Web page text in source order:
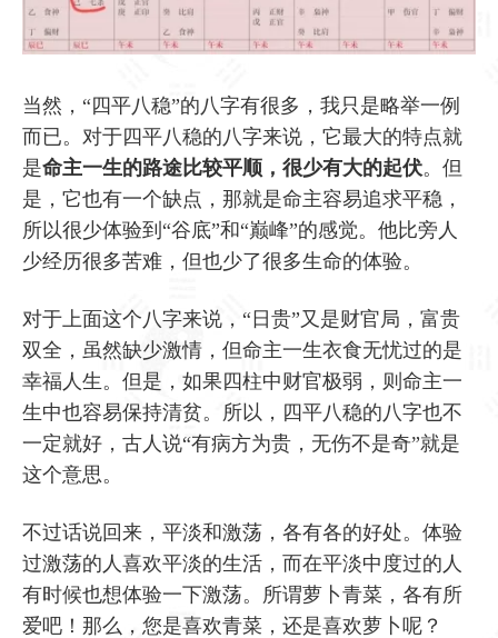
当然，“四平八稳”的八字有很多，我只是略举一例
而已。对于四平八稳的八字来说，它最大的特点就
是命主一生的路途比较平顺，很少有大的起伏。但
是，它也有一个缺点，那就是命主容易追求平稳，
所以很少体验到“谷底”和“巅峰”的感觉。他比旁人
少经历很多苦难，但也少了很多生命的体验。
对于上面这个八字来说，“日贵”又是财官局，富贵
双全，虽然缺少激情，但命主一生衣食无忧过的是
幸福人生。但是，如果四柱中财官极弱，则命主一
生中也容易保持清贫。所以，四平八稳的八字也不
一定就好，古人说“有病方为贵，无伤不是奇”就是
这个意思。
不过话说回来，平淡和激荡，各有各的好处。体验
过激荡的人喜欢平淡的生活，而在平淡中度过的人
有时候也想体验一下激荡。所谓萝卜青菜，各有所
爱吧！那么，您是喜欢青菜，还是喜欢萝卜呢？